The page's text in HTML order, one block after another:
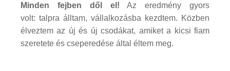
Minden fejben dől el! Az eredmény gyors
volt: talpra álltam, vállalkozásba kezdtem. Közben
élveztem az új és új csodákat, amiket a kicsi fiam
szeretete és cseperedése által éltem meg.